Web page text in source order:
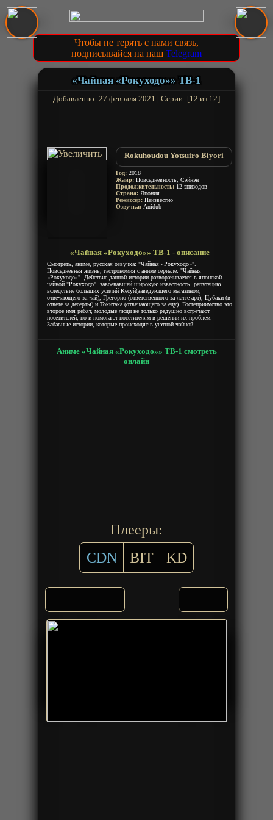
Чтобы не терять с нами связь,
подписывайся на наш Telegram
«Чайная «Рокуходо»» ТВ-1
Добавленно: 27 февраля 2021 | Серии: [12 из 12]
Rokuhoudou Yotsuiro Biyori
Год: 2018
Жанр: Повседневность, Сэйнэн
Продолжительность: 12 эпизодов
Страна: Япония
Режиссёр: Неизвестно
Озвучка: Anidub
«Чайная «Рокуходо»» ТВ-1 - описание
Смотреть, аниме, русская озвучка: "Чайная «Рокуходо»".
Повседневная жизнь, гастрономия с аниме сериале: "Чайная
«Рокуходо»". Действие данной истории разворачивается в японской
чайной "Рокуходо", завоевавшей широкую известность, репутацию
вследствие больших усилий Кёсуй(заведующего магазином,
отвечающего за чай), Грегорио (ответственного за латте-арт), Цубаки (в
ответе за десерты) и Токитака (отвечающего за еду). Гостеприимство это
второе имя ребят, молодые люди не только радушно встречают
посетителей, но и помогают посетителям в решении их проблем.
Забавные истории, которые происходят в уютной чайной.
Аниме «Чайная «Рокуходо»» ТВ-1 смотреть
онлайн
Плееры:
CDN
BIT KD